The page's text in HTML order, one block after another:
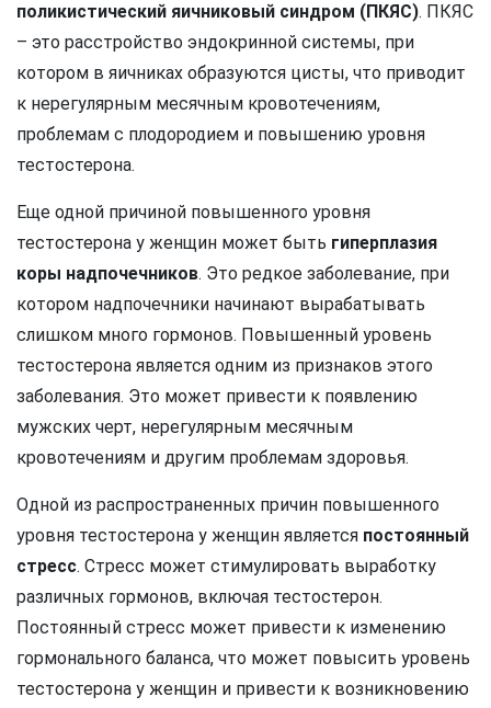
поликистический яичниковый синдром (ПКЯС). ПКЯС
– это расстройство эндокринной системы, при
котором в яичниках образуются цисты, что приводит
к нерегулярным месячным кровотечениям,
проблемам с плодородием и повышению уровня
тестостерона.
Еще одной причиной повышенного уровня
тестостерона у женщин может быть гиперплазия
коры надпочечников. Это редкое заболевание, при
котором надпочечники начинают вырабатывать
слишком много гормонов. Повышенный уровень
тестостерона является одним из признаков этого
заболевания. Это может привести к появлению
мужских черт, нерегулярным месячным
кровотечениям и другим проблемам здоровья.
Одной из распространенных причин повышенного
уровня тестостерона у женщин является постоянный
стресс. Стресс может стимулировать выработку
различных гормонов, включая тестостерон.
Постоянный стресс может привести к изменению
гормонального баланса, что может повысить уровень
тестостерона у женщин и привести к возникновению